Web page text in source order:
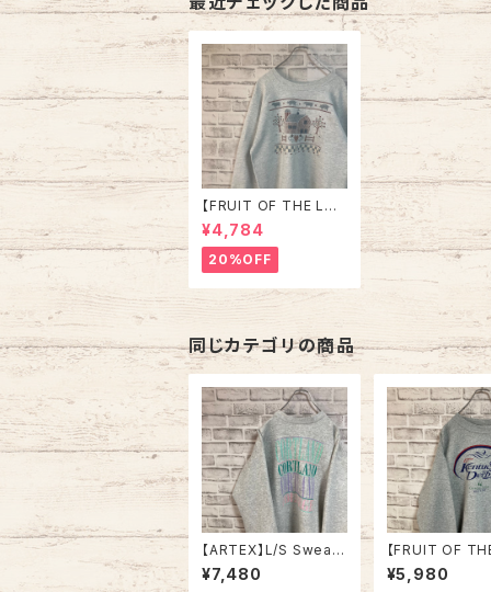
【FRUIT OF THE LO
OM】L/S Sweat/Trai
ner L 90s Made in U
SA アート系 スウェット
トレーナー ファーム 農
場 USA製 アートプリン
ト アメリカ USA 古着
¥4,784
20%OFF
同じカテゴリの商品
【ARTEX】L/S Sweat
XL 70-80s Made in
USA “CORTLAND ”
¥7,480
【FRUIT OF
OM】L/S
ner L 2000s “
¥5,980